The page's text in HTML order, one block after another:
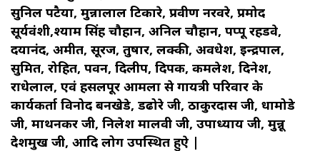
सुनिल पटैया, मुन्नालाल टिकारे, प्रवीण नरवरे, प्रमोद
सूर्यवंशी,श्याम सिंह चौहान, अनिल चौहान, पप्पू रहडवे,
दयानंद, अमीत, सूरज, तुषार, लक्की, अवधेश, इन्द्रपाल,
सुमित, रोहित, पवन, दिलीप, दिपक, कमलेश, दिनेश,
राधेलाल, एवं हसलपूर आमला से गायत्री परिवार के
कार्यकर्ता विनोद बनखेडे, डढोरे जी, ठाकुरदास जी, धामोडे
जी, माथनकर जी, निलेश मालवी जी, उपाध्याय जी, मुन्नू
देशमुख जी, आदि लोग उपस्थित हुऐ |